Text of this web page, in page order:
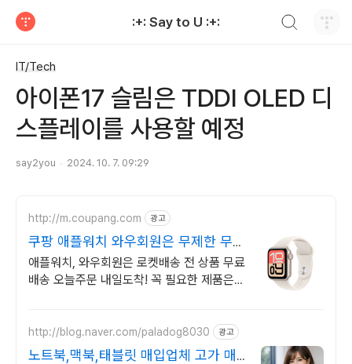
:+: Say to U :+:
IT/Tech
아이폰17 슬림은 TDDI OLED 디
스플레이를 사용할 예정
say2you 2024. 10. 7. 09:29
http://m.coupang.com 광고
쿠팡 애플워치 와우회원은 무제한 무료
배송
애플워치, 와우회원은 로켓배송 전 상품 무료
배송 오늘주문 내일도착! 꼭 필요한 제품은
http://blog.naver.com/paladog8030 광고
노트북,맥북,태블릿 매입업체 고가 매